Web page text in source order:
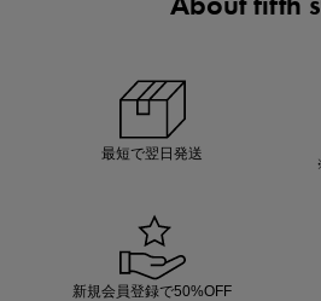
最短で翌日発送
新規会員登録で50%OFF